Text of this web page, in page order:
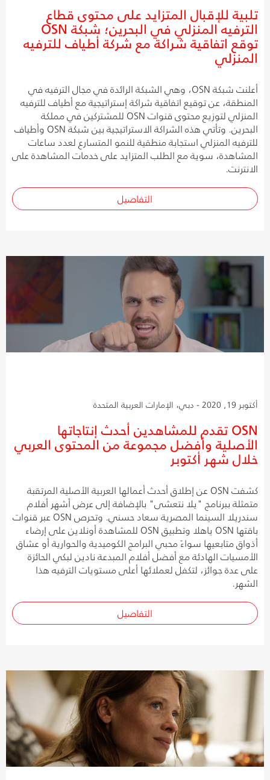
تلبية للإقبال المتزايد على محتوى قطاع
الترفيه المنزلي في البحرين؛ شبكة OSN
توقع اتفاقية شراكة مع شركة أطياف للترفيه
المنزلي
أعلنت شبكة OSN، وهي الشبكة الرائدة في مجال الترفيه في
المنطقة، عن توقيع اتفاقية شراكة إستراتيجية مع أطياف للترفيه
المنزلي لتوزيع محتوى قنوات OSN للمشتركين في مملكة
البحرين. وتأتي هذه الشراكة الاستراتيجية بين شبكة OSN وأطياف
للترفيه المنزلي استجابة منطقية للنمو المتسارع لعدد ساعات
المشاهدة، سوية مع الطلب المتزايد على خدمات المشاهدة على
الانترنت.
التفاصيل
أكتوبر 19, 2020 - دبي، الإمارات العربية المتحدة
OSN تقدم للمشاهدين أحدث إنتاجاتها
الأصلية وأفضل مجموعة من المحتوى العربي
خلال شهر أكتوبر
كشفت OSN عن إطلاق أحدث أعمالها العربية الأصلية المرتقبة
متمثلة ببرنامج "يلا نتعشى" بالإضافة إلى عرض أشهر أفلام
سندريلا السينما المصرية سعاد حسني. وتحرص OSN عبر قنوات
باقتها OSN ياهلا وتطبيق OSN للمشاهدة أونلاين على إرضاء
أذواق متابعيها سواءً محبي البرامج الكوميدية والحوارية أو عشاق
الأمسيات الهادئة مع أفضل أفلام المبدعة نادين لبكي الحائزة
على عدة جوائز، لتكفل لعملائها أعلى مستويات الترفيه هذا
الشهر.
التفاصيل